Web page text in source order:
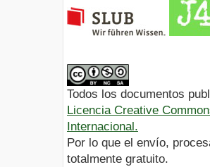
Todos los documentos
Licencia Creative
Internacional.
Por lo que el envío,
totalmente gratuito.